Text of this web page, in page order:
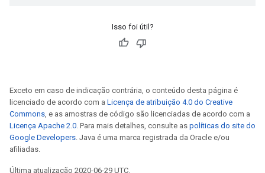
Isso foi útil?
Exceto em caso de indicação contrária, o conteúdo desta página é
licenciado de acordo com a Licença de atribuição 4.0 do Creative
Commons, e as amostras de código são licenciadas de acordo com a
Licença Apache 2.0. Para mais detalhes, consulte as políticas do site do
Google Developers. Java é uma marca registrada da Oracle e/ou
afiliadas.
Última atualização 2020-06-29 UTC.